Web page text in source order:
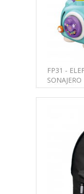
FP31 -
SONAJERO